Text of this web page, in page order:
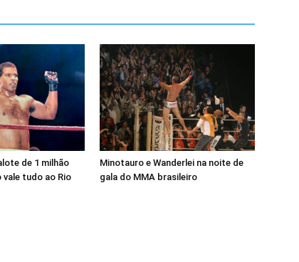
de 1 milhão
tudo ao Rio
Minotauro e Wanderlei na noite de
gala do MMA brasileiro